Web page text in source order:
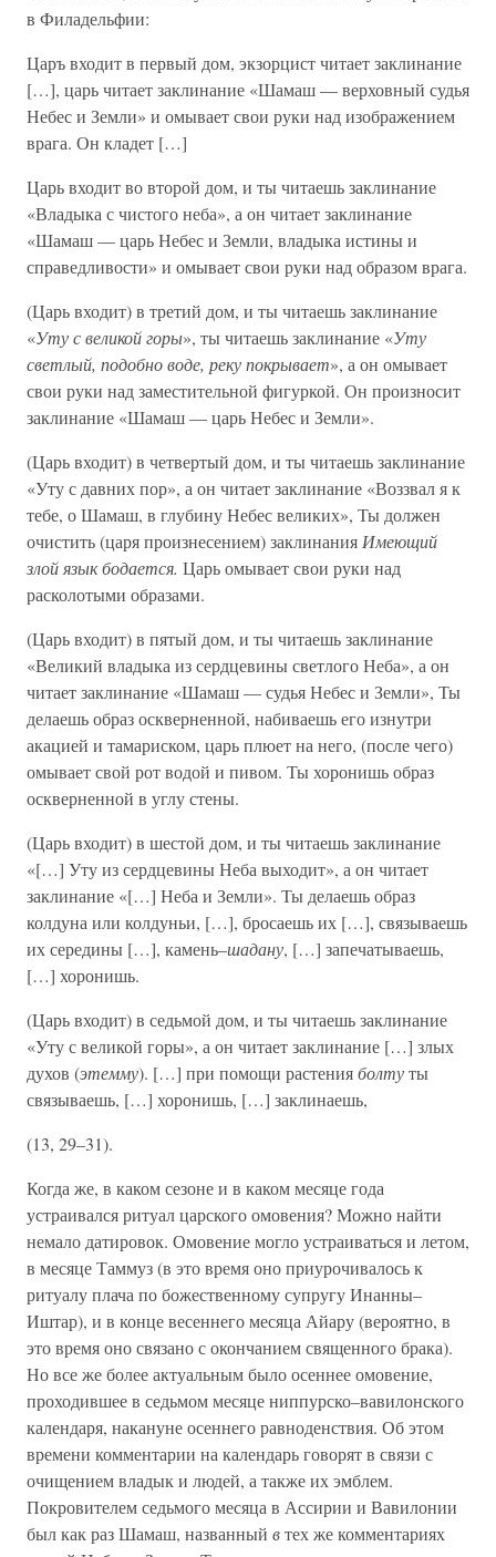
в Филадельфии:
Царъ входит в первый дом, экзорцист читает заклинание
[…], царь читает заклинание «Шамаш — верховный судья
Небес и Земли» и омывает свои руки над изображением
врага. Он кладет […]
Царь входит во второй дом, и ты читаешь заклинание
«Владыка с чистого неба», а он читает заклинание
«Шамаш — царь Небес и Земли, владыка истины и
справедливости» и омывает свои руки над образом врага.
(Царь входит) в третий дом, и ты читаешь заклинание
«Уту с великой горы», ты читаешь заклинание «Уту
светлый, подобно воде, реку покрывает», а он омывает
свои руки над заместительной фигуркой. Он произносит
заклинание «Шамаш — царь Небес и Земли».
(Царь входит) в четвертый дом, и ты читаешь заклинание
«Уту с давних пор», а он читает заклинание «Воззвал я к
тебе, о Шамаш, в глубину Небес великих», Ты должен
очистить (царя произнесением) заклинания Имеющий
злой язык бодается. Царь омывает свои руки над
расколотыми образами.
(Царь входит) в пятый дом, и ты читаешь заклинание
«Великий владыка из сердцевины светлого Неба», а он
читает заклинание «Шамаш — судья Небес и Земли», Ты
делаешь образ оскверненной, набиваешь его изнутри
акацией и тамариском, царь плюет на него, (после чего)
омывает свой рот водой и пивом. Ты хоронишь образ
оскверненной в углу стены.
(Царь входит) в шестой дом, и ты читаешь заклинание
«[…] Уту из сердцевины Неба выходит», а он читает
заклинание «[…] Неба и Земли». Ты делаешь образ
колдуна или колдуньи, […], бросаешь их […], связываешь
их середины […], камень–шадану, […] запечатываешь,
[…] хоронишь.
(Царь входит) в седьмой дом, и ты читаешь заклинание
«Уту с великой горы», а он читает заклинание […] злых
духов (этемму). […] при помощи растенияболтуты
связываешь, […] хоронишь, […] заклинаешь,
(13, 29–31).
Когда же, в каком сезоне и в каком месяце года
устраивался ритуал царского омовения? Можно найти
немало датировок. Омовение могло устраиваться и летом,
в месяце Таммуз (в это время оно приурочивалось к
ритуалу плача по божественному супругу Инанны–
Иштар), и в конце весеннего месяца Айару (вероятно, в
это время оно связано с окончанием священного брака).
Но все же более актуальным было осеннее омовение,
проходившее в седьмом месяце ниппурско–вавилонского
календаря, накануне осеннего равноденствия. Об этом
времени комментарии на календарь говорят в связи с
очищением владык и людей, а также их эмблем.
Покровителем седьмого месяца в Ассирии и Вавилонии
был как раз Шамаш, названный втех же комментариях